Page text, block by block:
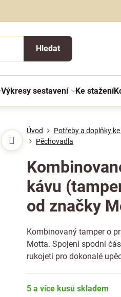
Hledat
Výkresy sestavení Ke stažení
Úvod Potřeby a doplňky
Pěchovadla
kávu
od značky
Kombinovaný tamper o
Motta. Spojení spodní
rukojeti pro dokonalé
5 a více kusů skladem